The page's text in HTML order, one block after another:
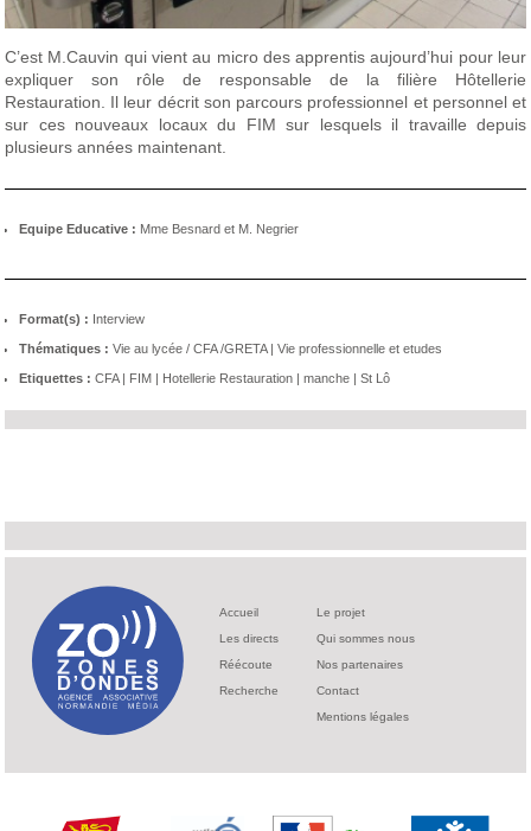
C’est M.Cauvin qui vient au micro des apprentis aujourd’hui pour leur
expliquer son rôle de responsable de la filière Hôtellerie
Restauration. Il leur décrit son parcours professionnel et personnel et
sur ces nouveaux locaux du FIM sur lesquels il travaille depuis
plusieurs années maintenant.
Equipe Educative : Mme Besnard et M. Negrier
Format(s) : Interview
Thématiques : Vie au lycée / CFA /GRETA| Vie professionnelle et etudes
Etiquettes : CFA| FIM | Hotellerie Restauration | manche | St Lô
Accueil
Les directs
Réécoute
Recherche
Le projet
Qui sommes nous
Nos partenaires
Contact
Mentions légales